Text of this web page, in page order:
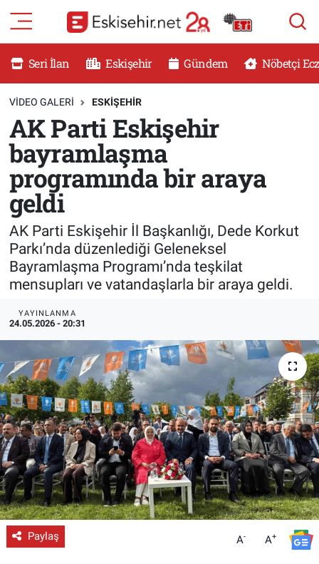
Seri İlan Eskişehir Gündem Nöbetçi
VIDEO GALERI ESKİŞEHİR
AK Parti Eskişehir
bayramlaşma
programında bir araya
geldi
AK Parti Eskişehir İl Başkanlığı, Dede Korkut
Parkı’nda düzenlediği Geleneksel
Bayramlaşma Programı’nda teşkilat
mensupları ve vatandaşlarla bir araya geldi.
YAYINLANMA
24.05.2026 - 20:31
Paylaş A- A+
RESMİ İLANLAR
DÜNYA
SAĞLIK
MAGAZİN
KADIN
TEKNOLOJİ
YEMEK
ESKİŞEHİR NÖBETÇİ ECZANELER
Eskişehir Haber İçerikleri
Eskişehir Hava Durumu
Eskişehir Tramvay Saatleri
Eskişehir Otobüs Saatleri
Eskişehir Nöbetçi Eczaneler
Eskişehir Namaz Vakitleri
Eskişehir Trafik Yoğunluk Haritası
Süper Lig Puan Durumu ve Fikstür
Tüm Manşetler
Son Dakika Haberleri
Haber Arşivi